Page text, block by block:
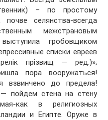
– по простому
селянства-всегда
межстрановым
гробовщиком
списки евреев
прізвищ — ред.)»;
пора вооружаться!
взвинчено до предела!
пойдем стена на стену
как в религиозных
и Египте. Оруже в